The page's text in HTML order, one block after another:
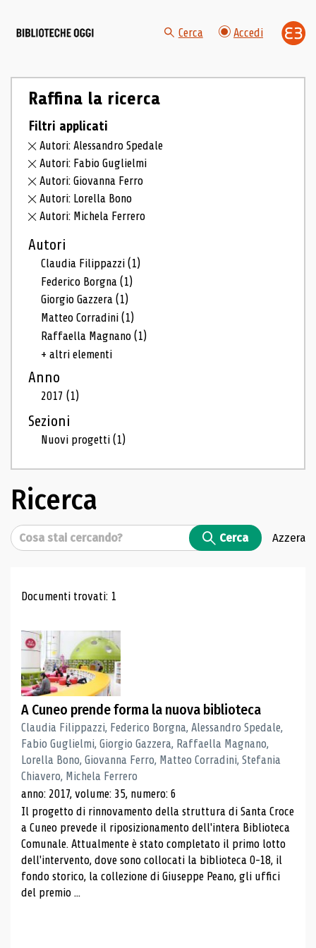
Cerca Accedi
Raffina la ricerca
Filtri applicati
Autori: Alessandro Spedale
Autori: Fabio Guglielmi
Autori: Giovanna Ferro
Autori: Lorella Bono
Autori: Michela Ferrero
Autori
Claudia Filippazzi(1)
Federico Borgna(1)
Giorgio Gazzera(1)
Matteo Corradini(1)
Raffaella Magnano(1)
+ altri elementi
Anno
2017(1)
Sezioni
Nuovi progetti(1)
Ricerca
Cerca Cerca Azzera
Risultati di ricerca
Documenti trovati: 1
A Cuneo prende forma la nuova biblioteca
Claudia Filippazzi, Federico Borgna, Alessandro Spedale,
Fabio Guglielmi, Giorgio Gazzera, Raffaella Magnano,
Lorella Bono, Giovanna Ferro, Matteo Corradini, Stefania
Chiavero, Michela Ferrero
anno: 2017, volume: 35, numero: 6
Il progetto di rinnovamento della struttura di Santa Croce
a Cuneo prevede il riposizionamento dell'intera Biblioteca
Comunale. Attualmente è stato completato il primo lotto
dell'intervento, dove sono collocati la biblioteca 0-18, il
fondo storico, la collezione di Giuseppe Peano, gli uffici
del premio ...